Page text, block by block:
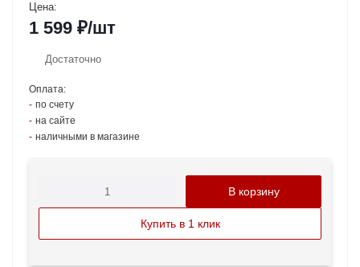
Цена:
1 599 ₽/шт
Достаточно
Оплата:
по счету
на сайте
наличными в магазине
В корзину
Купить в 1 клик